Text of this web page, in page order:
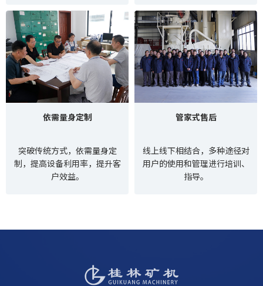
依需量身定制
突破传统方式，依需量身定
制，提高设备利用率，提升客
户效益。
管家式售后
线上线下相结合，多种途径对
用户的使用和管理进行培训、
指导。